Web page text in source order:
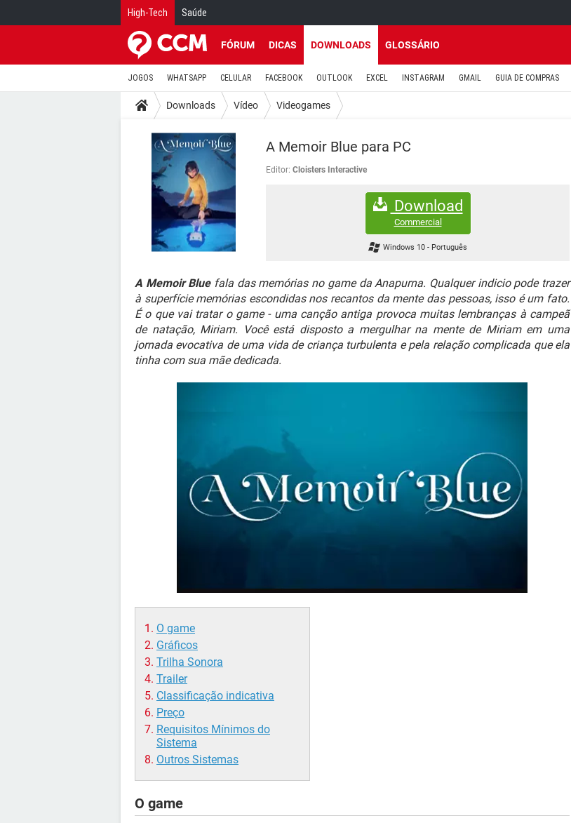
High-Tech Saúde
FÓRUM DICAS DOWNLOADS GLOSSÁRIO
JOGOS WHATSAPP CELULAR FACEBOOK OUTLOOK EXCEL INSTAGRAM GMAIL GUIA DE COMPRAS
Downloads Vídeo Videogames
A Memoir Blue para PC
Editor: Cloisters Interactive
Download
Commercial
Windows 10 - Português
A Memoir Bluefala das memórias no game da Anapurna. Qualquer indicio pode trazer
à superfície memórias escondidas nos recantos da mente das pessoas, isso é um fato.
É o que vai tratar o game - uma canção antiga provoca muitas lembranças à campeã
de natação, Miriam. Você está disposto a mergulhar na mente de Miriam em uma
jornada evocativa de uma vida de criança turbulenta e pela relação complicada que ela
tinha com sua mãe dedicada.
O game
Gráficos
Trilha Sonora
Trailer
Classificação indicativa
Preço
Requisitos Mínimos do
Sistema
Outros Sistemas
O game